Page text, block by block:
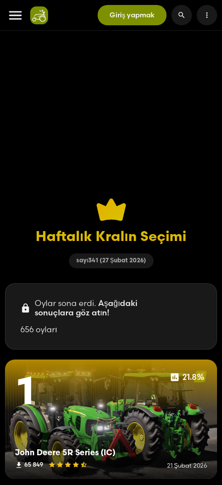
Giriş yapmak
Haftalık Kralın Seçimi
sayı341 (27 Şubat 2026)
Oylar sona erdi. Aşağıdaki
sonuçlara göz atın!
656 oyları
1 21.8%
John Deere 5R Series (IC)
65 849 21 Şubat 2026